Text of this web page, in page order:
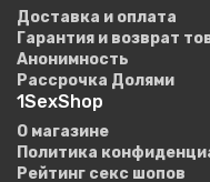
Доставка и оплата
Гарантия и возврат
Анонимность
Рассрочка Долями
1SexShop
О магазине
Политика
Рейтинг секс шопов